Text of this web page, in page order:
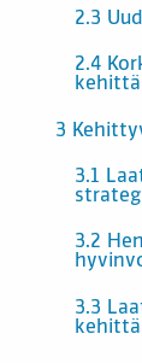
2.3
2.4
3
3.1
3.2
3.3